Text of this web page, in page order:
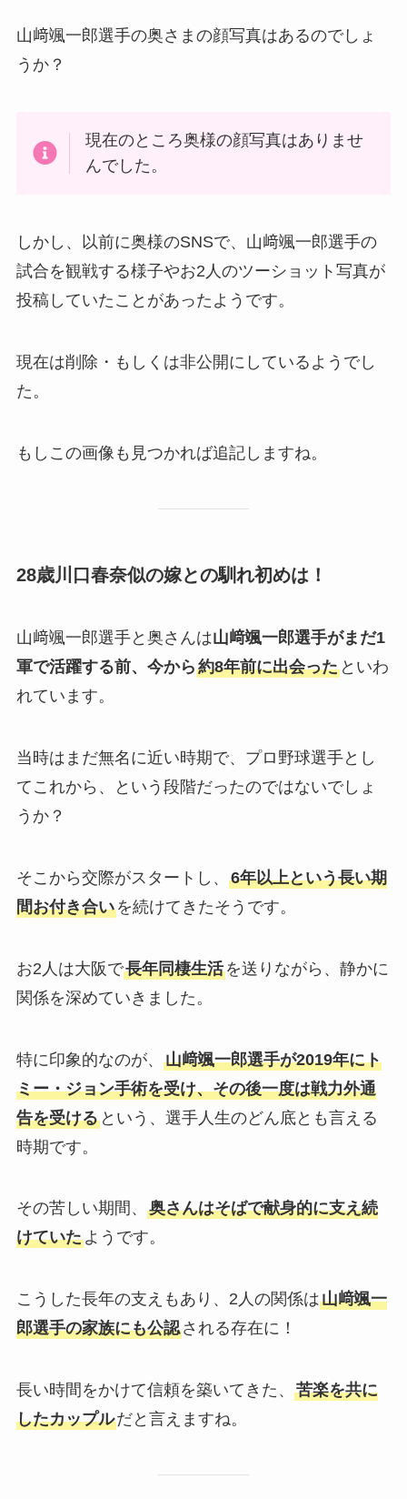
山﨑颯一郎選手の奥さまの顔写真はあるのでしょ
うか？
現在のところ奥様の顔写真はありませ
んでした。
しかし、以前に奥様のSNSで、山﨑颯一郎選手の
試合を観戦する様子やお2人のツーショット写真が
投稿していたことがあったようです。
現在は削除・もしくは非公開にしているようでし
た。
もしこの画像も見つかれば追記しますね。
28歳川口春奈似の嫁との馴れ初めは！
山﨑颯一郎選手と奥さんは山﨑颯一郎選手がまだ1
軍で活躍する前、今から約8年前に出会ったといわ
れています。
当時はまだ無名に近い時期で、プロ野球選手とし
てこれから、という段階だったのではないでしょ
うか？
そこから交際がスタートし、 6年以上という長い期
間お付き合いを続けてきたそうです。
お2人は大阪で長年同棲生活を送りながら、静かに
関係を深めていきました。
特に印象的なのが、 山﨑颯一郎選手が2019年にト
ミー・ジョン手術を受け、その後一度は戦力外通
告を受けるという、選手人生のどん底とも言える
時期です。
その苦しい期間、 奥さんはそばで献身的に支え続
けていたようです。
こうした長年の支えもあり、2人の関係は山﨑颯一
郎選手の家族にも公認される存在に！
長い時間をかけて信頼を築いてきた、 苦楽を共に
したカップルだと言えますね。